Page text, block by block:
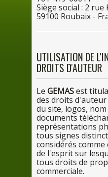
Siège social : 2 rue
59100 Roubaix -
UTILISATION DE
DROITS D'AUTEUR
Le GEMASest
des droits d'auteur
du site, logos, nom
documents
représentations
tous signes
considérés comme
de l'espritsur
tous droits de
commerciale.